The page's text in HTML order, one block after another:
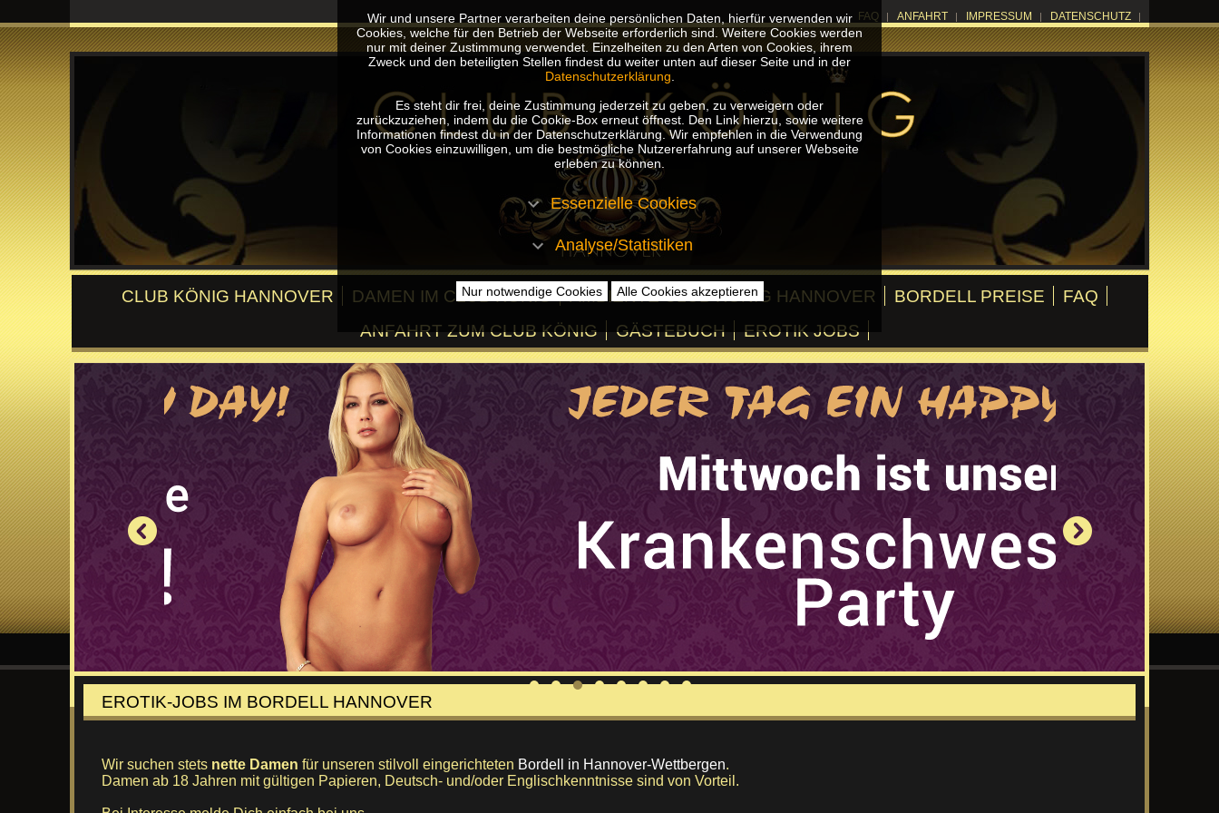
EROTIK-JOBS IM BORDELL HANNOVER
Wir suchen stets nette Damen für unseren stilvoll eingerichteten Bordell in Hannover-Wettbergen.
Damen ab 18 Jahren mit gültigen Papieren, Deutsch- und/oder Englischkenntnisse sind von Vorteil.
FAQ ANFAHRT IMPRESSUM DATENSCHUTZ
CLUB KÖNIG HANNOVER DAMEN IM CLUB KÖNIG AMBIENTE CLUB KÖNIG HANNOVER BORDELL PREISE
FAQ
ANFAHRT ZUM CLUB KÖNIG
GÄSTEBUCH EROTIK JOBS
Wir und unsere Partner verarbeiten deine persönlichen Daten, hierfür verwenden wir
Cookies, welche für den Betrieb der Webseite erforderlich sind. Weitere Cookies werden
nur mit deiner Zustimmung verwendet. Einzelheiten zu den Arten von Cookies, ihrem
Zweck und den beteiligten Stellen findest du weiter unten auf dieser Seite und in der
Datenschutzerklärung
Es steht dir frei, deine Zustimmung jederzeit zu geben, zu verweigern oder
zurückzuziehen, indem du die Cookie-Box erneut öffnest. Den Link hierzu, sowie weitere
Informationen findest du in der Datenschutzerklärung. Wir empfehlen in die Verwendung
von Cookies einzuwilligen, um die bestmögliche Nutzererfahrung auf unserer Webseite
erleben zu können.
Essenzielle Cookies
Analyse/Statistiken
Nur notwendige Cookies Alle Cookies akzeptieren